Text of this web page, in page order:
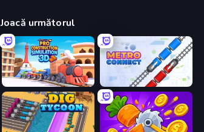
Joacă următorul
Pro Construction: Simulation 3D Metro Connect